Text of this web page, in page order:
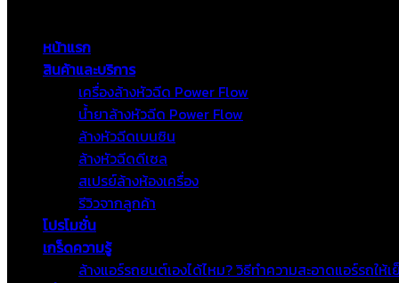
หน้าแรก
สินค้าและบริการ
เครื่องล้างหัวฉีด Power Flow
น้ำยาล้างหัวฉีด Power Flow
ล้างหัวฉีดเบนซิน
ล้างหัวฉีดดีเซล
สเปรย์ล้างห้องเครื่อง
รีวิวจากลูกค้า
โปรโมชั่น
เกร็ดความรู้
ล้างแอร์รถยนต์เองได้ไหม? วิธีทำความสะอาดแอร์รถให้เ